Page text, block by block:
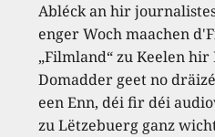
Abléck an hir
enger Woch maachen
„Filmland“ zu Keelen
Domadder geet no
een Enn, déi fir déi
zu Lëtzebuerg ganz